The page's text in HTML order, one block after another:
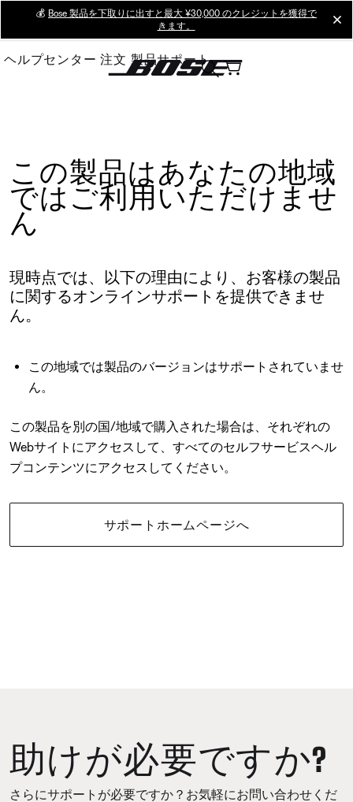
Main
💰 Bose 製品を下取りに出すと最大 ¥30,000 のクレジットを獲得で
きます。
ヘルプセンター 注文 製品サポート
この製品はあなたの地域
ではご利用いただけませ
ん
現時点では、以下の理由により、お客様の製品
に関するオンラインサポートを提供できませ
ん。
この地域では製品のバージョンはサポートされていませ
ん。
この製品を別の国/地域で購入された場合は、それぞれの
Webサイトにアクセスして、すべてのセルフサービスヘル
プコンテンツにアクセスしてください。
サポートホームページへ
助けが必要ですか?
さらにサポートが必要ですか？お気軽にお問い合わせくだ